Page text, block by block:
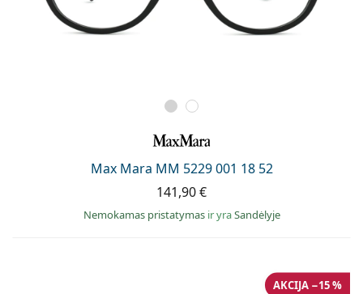
Max Mara MM 5229 001 18 52
141,90 €
Nemokamas pristatymas ir yraSandėlyje
AKCIJA −15 %